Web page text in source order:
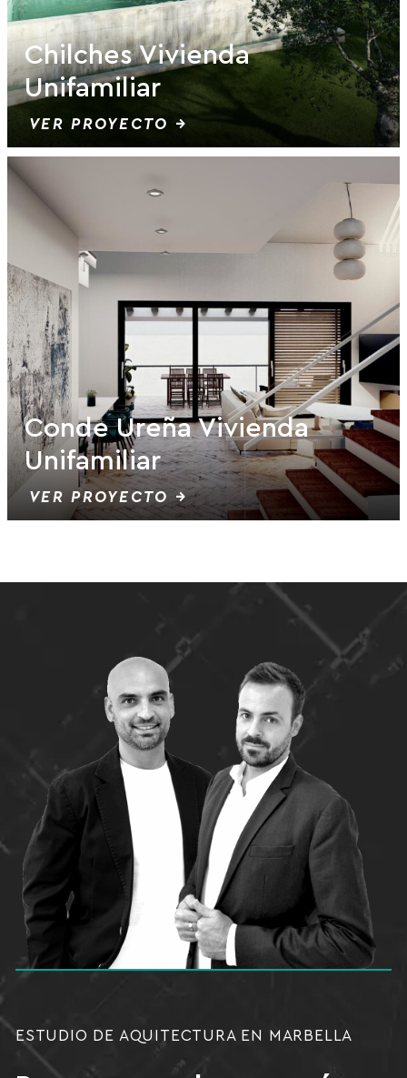
Chilches Vivienda
Unifamiliar
VER PROYECTO →
Conde Ureña Vivienda
Unifamiliar
VER PROYECTO →
ESTUDIO DE AQUITECTURA EN MARBELLA